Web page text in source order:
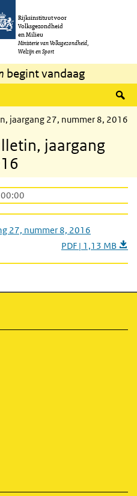
Rijksinstituut voor
Volksgezondheid
en Milieu
Ministerie van Volksgezondheid,
Welzijn en Sport
begint vandaag
jaargang 27, nummer 8, 2016
jaargang
27, nummer 8, 2016
PDF | 1,13 MB